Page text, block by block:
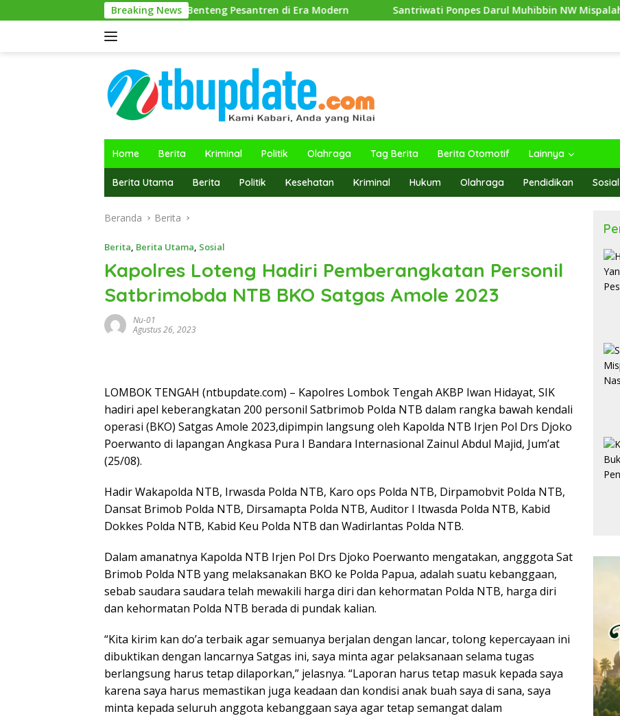
ke
Breaking News
Jadi Contoh Dan Benteng Pesantren di Era Modern Santriwati Ponpes Darul Muhibbin NW Mispalah, Dikirim Ikuti
Home Berita Kriminal Politik Olahraga Tag Berita Berita Otomotif Lainnya
Berita Utama Berita Politik Kesehatan Kriminal Hukum Olahraga Pendidikan Sosial
Beranda Berita
Berita, Berita Utama, Sosial
Kapolres Loteng Hadiri Pemberangkatan Personil
Satbrimobda NTB BKO Satgas Amole 2023
Nu-01
Agustus 26, 2023
LOMBOK TENGAH (ntbupdate.com) – Kapolres Lombok Tengah AKBP Iwan Hidayat, SIK
hadiri apel keberangkatan 200 personil Satbrimob Polda NTB dalam rangka bawah kendali
operasi (BKO) Satgas Amole 2023,dipimpin langsung oleh Kapolda NTB Irjen Pol Drs Djoko
Poerwanto di lapangan Angkasa Pura I Bandara Internasional Zainul Abdul Majid, Jum’at
(25/08).
Hadir Wakapolda NTB, Irwasda Polda NTB, Karo ops Polda NTB, Dirpamobvit Polda NTB,
Dansat Brimob Polda NTB, Dirsamapta Polda NTB, Auditor I Itwasda Polda NTB, Kabid
Dokkes Polda NTB, Kabid Keu Polda NTB dan Wadirlantas Polda NTB.
Dalam amanatnya Kapolda NTB Irjen Pol Drs Djoko Poerwanto mengatakan, angggota Sat
Brimob Polda NTB yang melaksanakan BKO ke Polda Papua, adalah suatu kebanggaan,
sebab saudara saudara telah mewakili harga diri dan kehormatan Polda NTB, harga diri
dan kehormatan Polda NTB berada di pundak kalian.
“Kita kirim kan do’a terbaik agar semuanya berjalan dengan lancar, tolong kepercayaan ini
dibuktikan dengan lancarnya Satgas ini, saya minta agar pelaksanaan selama tugas
berlangsung harus tetap dilaporkan,” jelasnya. “Laporan harus tetap masuk kepada saya
karena saya harus memastikan juga keadaan dan kondisi anak buah saya di sana, saya
minta kepada seluruh anggota kebanggaan saya agar tetap semangat dalam